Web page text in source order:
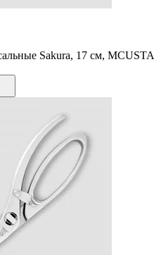
Sakura, 17 см, MCUSTA